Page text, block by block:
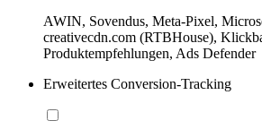
AWIN, Sovendus, Meta-Pixel,
creativecdn.com (RTBHouse),
Produktempfehlungen, Ads Defender
Erweitertes Conversion-Tracking